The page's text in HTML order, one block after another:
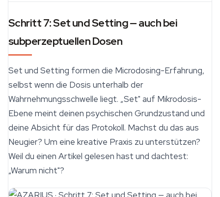
Schritt 7: Set und Setting — auch bei
subperzeptuellen Dosen
Set und Setting formen die Microdosing-Erfahrung,
selbst wenn die Dosis unterhalb der
Wahrnehmungsschwelle liegt. „Set" auf Mikrodosis-
Ebene meint deinen psychischen Grundzustand und
deine Absicht für das Protokoll. Machst du das aus
Neugier? Um eine kreative Praxis zu unterstützen?
Weil du einen Artikel gelesen hast und dachtest:
„Warum nicht"?